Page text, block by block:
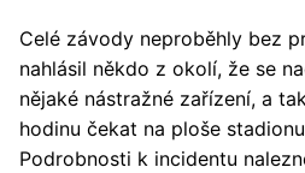
Celé závody neproběhly bez
nahlásil někdo z okolí, že se
nějaké nástražné zařízení, a
hodinu čekat na ploše
Podrobnosti k incidentu